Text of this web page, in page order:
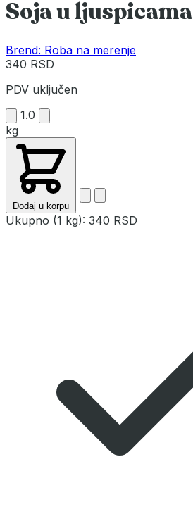
Soja u ljuspicama
Brend: Roba na merenje
340 RSD
PDV uključen
1.0
kg
Dodaj u korpu
Ukupno (1 kg): 340 RSD